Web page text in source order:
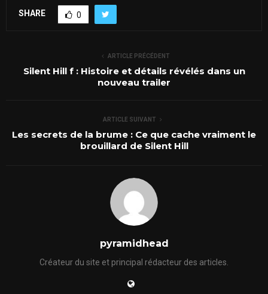
SHARE 0
ARTICLE PRÉCÉDENT
Silent Hill f : Histoire et détails révélés dans un
nouveau trailer
ARTICLE SUIVANT
Les secrets de la brume : Ce que cache vraiment le
brouillard de Silent Hill
pyramidhead
Créateur du site et principal rédacteur des articles.